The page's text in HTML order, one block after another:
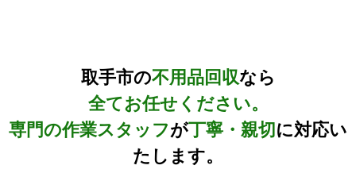
取手市の不用品回収なら
全てお任せください。
専門の作業スタッフが丁寧・親切 に対応い
たします。